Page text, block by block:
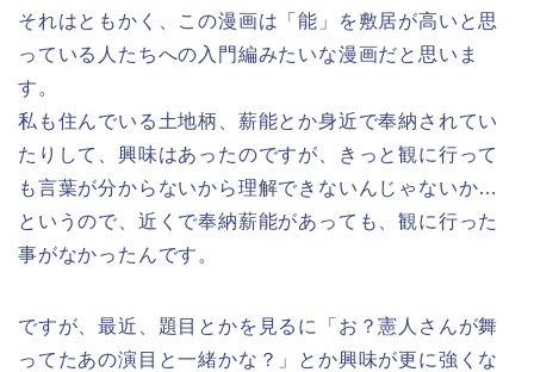
それはともかく、この漫画は「能」を敷居が高いと思
っている人たちへの入門編みたいな漫画だと思いま
す。
私も住んでいる土地柄、薪能とか身近で奉納されてい
たりして、興味はあったのですが、きっと観に行って
も言葉が分からないから理解できないんじゃないか…
というので、近くで奉納薪能があっても、観に行った
事がなかったんです。
ですが、最近、題目とかを見るに「お？憲人さんが舞
ってたあの演目と一緒かな？」とか興味が更に強くな